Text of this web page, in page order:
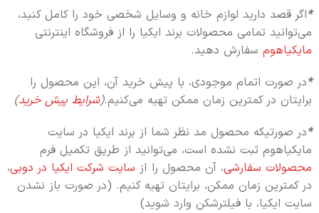
*اگر قصد دارید لوازم خانه و وسایل شخصی خود را کامل کنید،
می‌توانید تمامی محصولات برند ایکیا را از فروشگاه اینترنتی
مایکیاهوم سفارش دهید.
*در صورت اتمام موجودی، با پیش خرید آن، این محصول را
برایتان در کمترین زمان ممکن تهیه می‌کنیم.(شرایط پیش خرید)
*در صورتیکه محصول مد نظر شما از برند ایکیا در سایت
مایکیاهوم ثبت نشده است، می‌توانید از طریق تکمیل فرم
محصولات سفارشی، آن محصول را از سایت شرکت ایکیا در دوبی،
در کمترین زمان ممکن، برایتان تهیه کنیم. (در صورت باز نشدن
سایت ایکیا، با فیلترشکن وارد شوید)